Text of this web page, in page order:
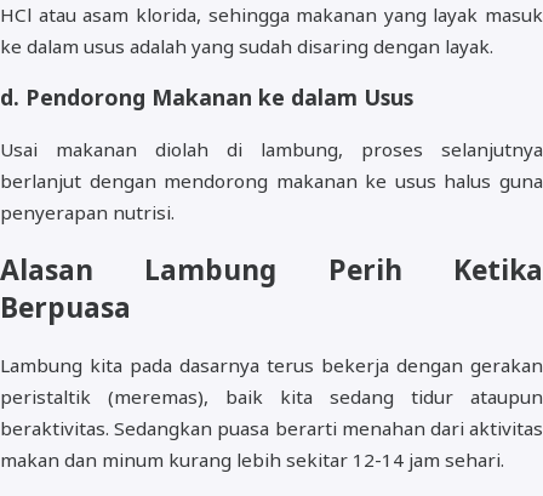
HCl atau asam klorida, sehingga makanan yang layak masuk
ke dalam usus adalah yang sudah disaring dengan layak.
d. Pendorong Makanan ke dalam Usus
Usai makanan diolah di lambung, proses selanjutnya
berlanjut dengan mendorong makanan ke usus halus guna
penyerapan nutrisi.
Alasan Lambung Perih Ketika
Berpuasa
Lambung kita pada dasarnya terus bekerja dengan gerakan
peristaltik (meremas), baik kita sedang tidur ataupun
beraktivitas. Sedangkan puasa berarti menahan dari aktivitas
makan dan minum kurang lebih sekitar 12-14 jam sehari.